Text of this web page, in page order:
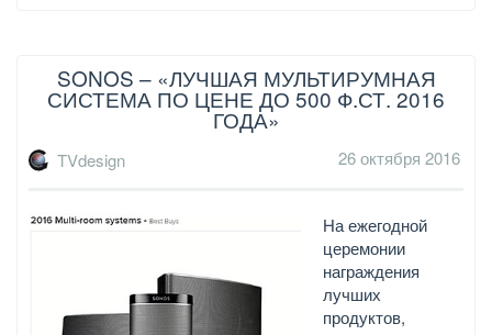
SONOS – «ЛУЧШАЯ МУЛЬТИРУМНАЯ
СИСТЕМА ПО ЦЕНЕ ДО 500 Ф.СТ. 2016
ГОДА»
TVdesign 26 октября 2016
На ежегодной
церемонии
награждения
лучших
продуктов,